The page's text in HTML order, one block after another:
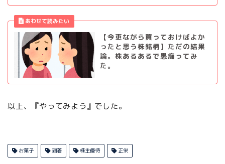
【今更ながら買っておけばよか
ったと思う株銘柄】ただの結果
論。株あるあるで愚痴ってみ
た。
以上、『やってみよう』でした。
お菓子 到着 株主優待 正栄